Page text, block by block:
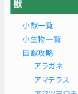
獣
小獣一覧
小生物一覧
巨獣攻略
アラガネ
アマテラス